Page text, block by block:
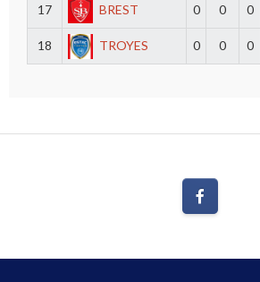
17 BREST 0 0 0
18 TROYES 0 0 0